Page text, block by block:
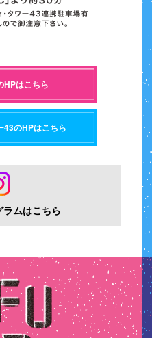
HPはこちら
43のHPはこちら
ムはこちら